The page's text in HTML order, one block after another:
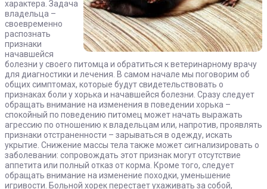
характера. Задача
владельца –
своевременно
распознать
признаки
начавшейся
болезни у своего питомца и обратиться к ветеринарному врачу
для диагностики и лечения. В самом начале мы поговорим об
общих симптомах, которые будут свидетельствовать о
признаках боли у хорька и начавшейся болезни. Сразу следует
обращать внимание на изменения в поведении хорька –
спокойный по поведению питомец может начать выражать
агрессию по отношению к владельцам или, напротив, проявлять
признаки отстраненности – зарываться в одежду, искать
укрытие. Снижение массы тела также может сигнализировать о
заболевании: сопровождать этот признак могут отсутствие
аппетита или полный отказ от корма. Кроме того, следует
обращать внимание на изменение походки, уменьшение
игривости. Больной хорек перестает ухаживать за собой,